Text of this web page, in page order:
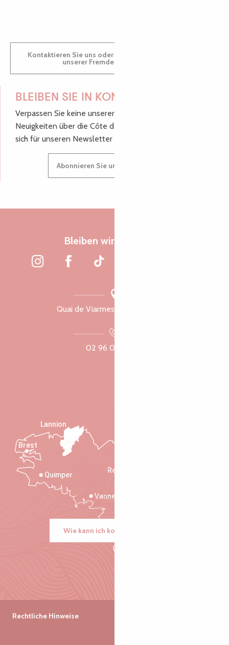
Kontaktieren Sie uns oder besuchen Sie uns in einem
unserer Fremdenverkehrsbüros.
BLEIBEN SIE IN KONTAKT!
Verpassen Sie keine unserer guten Tipps und
Neuigkeiten über die Côte de Granit Rose, melden Sie
sich für unseren Newsletter an.
Abonnieren Sie unseren Newsletter
Bleiben wir verbunden
Quai de Viarmes, 22300 Lannion
02 96 05 60 70
Rennes
Vannes
Quimper
Lannion
Brest
Wie kann ich kommen?
Rechtliche Hinweise